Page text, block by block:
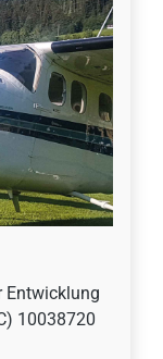
Entwicklung
10038720